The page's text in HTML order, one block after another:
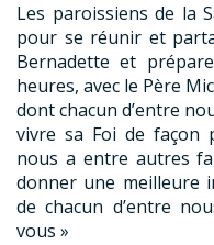
Les paroissiens de la
pour se réunir et
Bernadette et
heures, avec le Père
dont chacun d’entre
vivre sa Foi de façon
nous a entre autres
donner une meilleure
de chacun d’entre
vous »